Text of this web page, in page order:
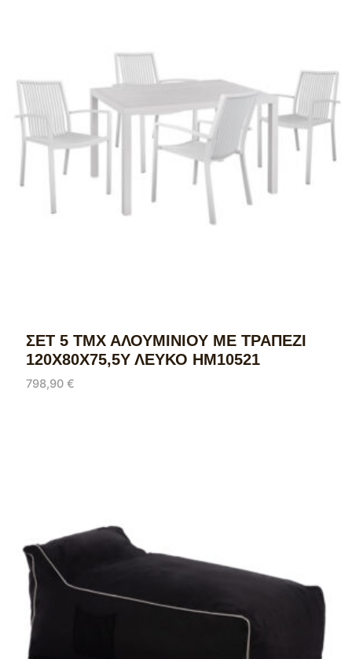
ΣΕΤ 5 ΤΜΧ ΑΛΟΥΜΙΝΙΟΥ ΜΕ ΤΡΑΠΕΖΙ
120Χ80Χ75,5Υ ΛΕΥΚΟ HM10521
798,90 €